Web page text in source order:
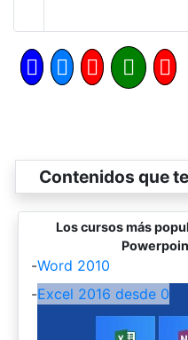
Contenidos que
Los cursos más
-Word 2010
-Excel 2016 desde 0